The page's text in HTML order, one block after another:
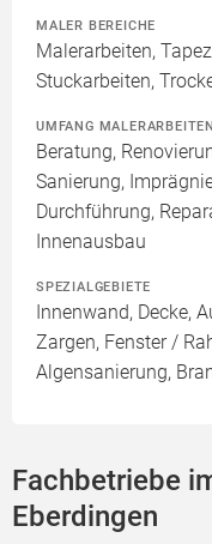
MALER BEREICHE
Malerarbeiten,
Stuckarbeiten,
UMFANG MALERARBEITEN
Beratung,
Sanierung,
Durchführung,
Innenausbau
SPEZIALGEBIETE
Innenwand, Decke,
Zargen, Fenster /
Algensanierung,
Fachbetriebe
Eberdingen